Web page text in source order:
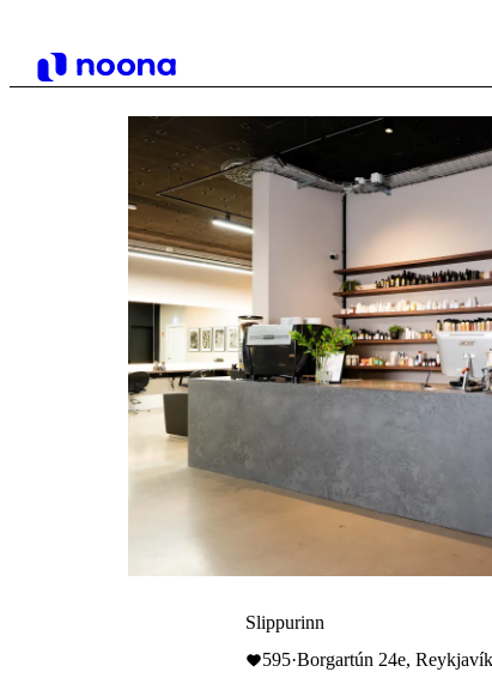
Slippurinn
595·Borgartún 24e,